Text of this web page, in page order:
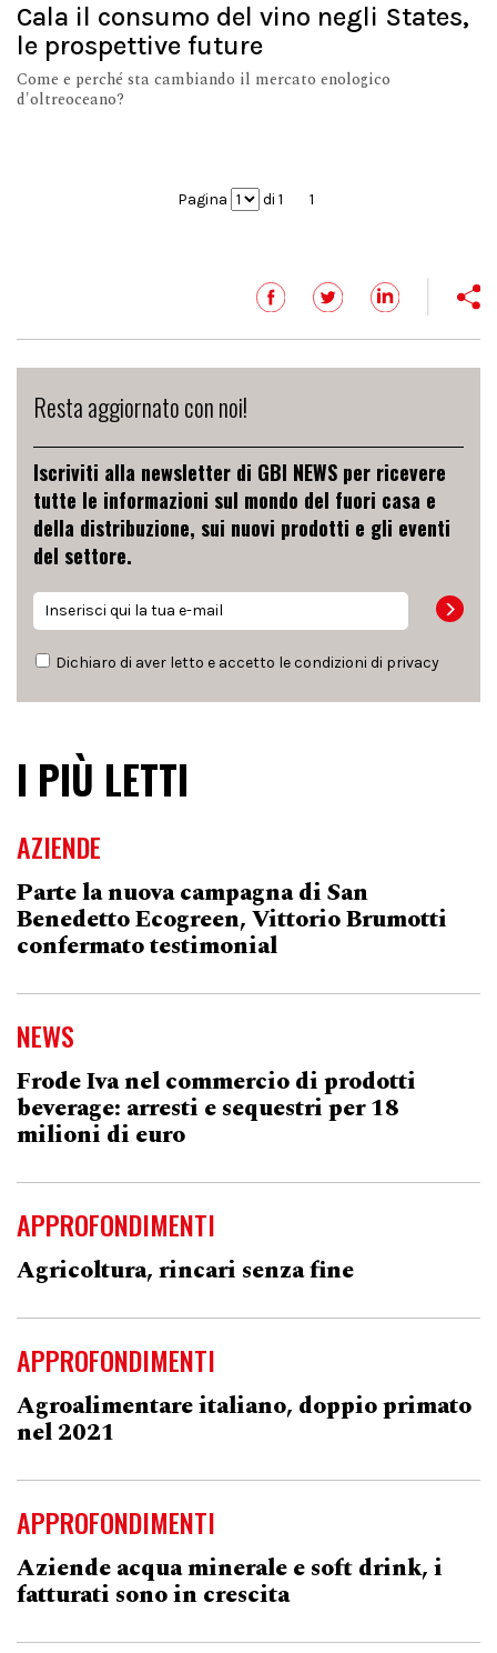
Cala il consumo del vino negli States,
le prospettive future
Come e perché sta cambiando il mercato enologico
d'oltreoceano?
Pagina di 1 1
Resta aggiornato con noi!
Iscriviti alla newsletter di GBI NEWS per ricevere
tutte le informazioni sul mondo del fuori casa e
della distribuzione, sui nuovi prodotti e gli eventi
del settore.
Dichiaro di aver letto e accetto le condizioni di privacy
I PIÙ LETTI
AZIENDE
Parte la nuova campagna di San
Benedetto Ecogreen, Vittorio Brumotti
confermato testimonial
NEWS
Frode Iva nel commercio di prodotti
beverage: arresti e sequestri per 18
milioni di euro
APPROFONDIMENTI
Agricoltura, rincari senza fine
APPROFONDIMENTI
Agroalimentare italiano, doppio primato
nel 2021
APPROFONDIMENTI
Aziende acqua minerale e soft drink, i
fatturati sono in crescita